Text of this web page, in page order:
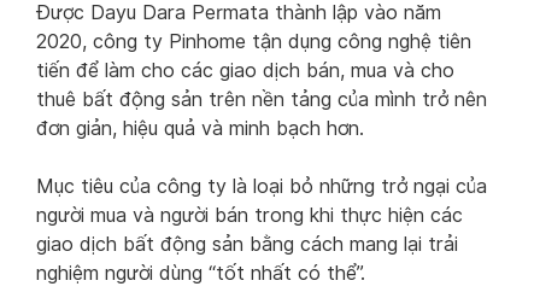
Được Dayu Dara Permata thành lập vào năm
2020, công ty Pinhome tận dụng công nghệ tiên
tiến để làm cho các giao dịch bán, mua và cho
thuê bất động sản trên nền tảng của mình trở nên
đơn giản, hiệu quả và minh bạch hơn.
Mục tiêu của công ty là loại bỏ những trở ngại của
người mua và người bán trong khi thực hiện các
giao dịch bất động sản bằng cách mang lại trải
nghiệm người dùng “tốt nhất có thể”.